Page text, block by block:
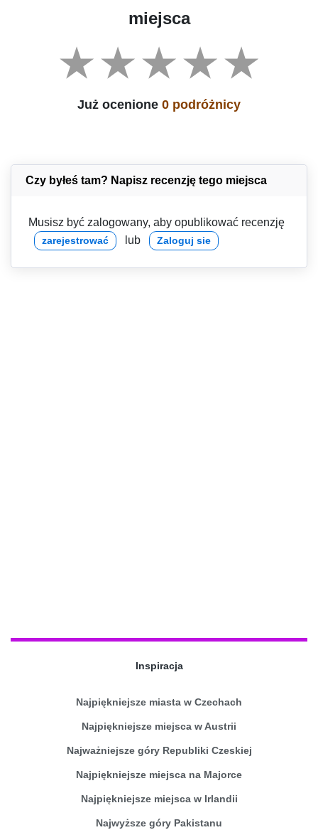
miejsca
Już ocenione 0 podróżnicy
Czy byłeś tam? Napisz recenzję tego miejsca
Musisz być zalogowany, aby opublikować recenzję
zarejestrować lub Zaloguj sie
Inspiracja
Najpiękniejsze miasta w Czechach
Najpiękniejsze miejsca w Austrii
Najważniejsze góry Republiki Czeskiej
Najpiękniejsze miejsca na Majorce
Najpiękniejsze miejsca w Irlandii
Najwyższe góry Pakistanu